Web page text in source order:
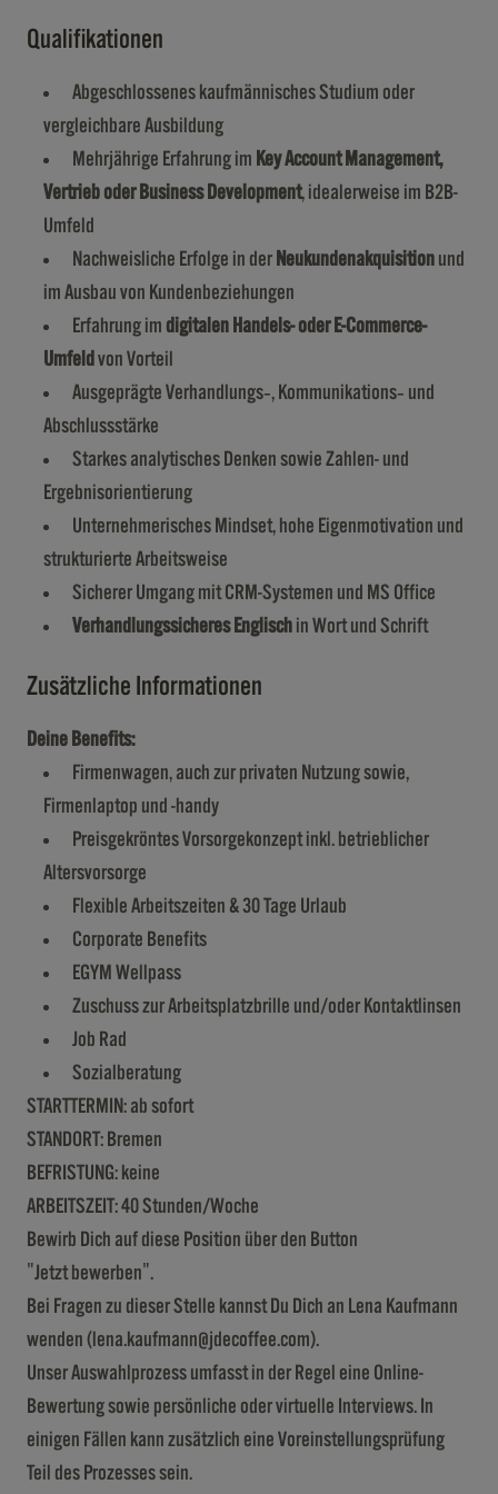
Qualifikationen
Abgeschlossenes kaufmännisches Studium oder
vergleichbare Ausbildung
Mehrjährige Erfahrung im Key Account Management,
Vertrieb oder Business Development, idealerweise im B2B-
Umfeld
Nachweisliche Erfolge in der Neukundenakquisition und
im Ausbau von Kundenbeziehungen
Erfahrung im digitalen Handels- oder E-Commerce-
Umfeld von Vorteil
Ausgeprägte Verhandlungs‑, Kommunikations‑ und
Abschlussstärke
Starkes analytisches Denken sowie Zahlen- und
Ergebnisorientierung
Unternehmerisches Mindset, hohe Eigenmotivation und
strukturierte Arbeitsweise
Sicherer Umgang mit CRM-Systemen und MS Office
Verhandlungssicheres Englisch in Wort und Schrift
Zusätzliche Informationen
Deine Benefits:
Firmenwagen, auch zur privaten Nutzung sowie,
Firmenlaptop und -handy
Preisgekröntes Vorsorgekonzept inkl. betrieblicher
Altersvorsorge
Flexible Arbeitszeiten & 30 Tage Urlaub
Corporate Benefits
EGYM Wellpass
Zuschuss zur Arbeitsplatzbrille und/oder Kontaktlinsen
Job Rad
Sozialberatung
STARTTERMIN: ab sofort
STANDORT: Bremen
BEFRISTUNG: keine
ARBEITSZEIT: 40 Stunden/Woche
Bewirb Dich auf diese Position über den Button
"Jetzt bewerben".
Bei Fragen zu dieser Stelle kannst Du Dich an Lena Kaufmann
wenden (lena.kaufmann@jdecoffee.com).
Unser Auswahlprozess umfasst in der Regel eine Online-
Bewertung sowie persönliche oder virtuelle Interviews. In
einigen Fällen kann zusätzlich eine Voreinstellungsprüfung
Teil des Prozesses sein.